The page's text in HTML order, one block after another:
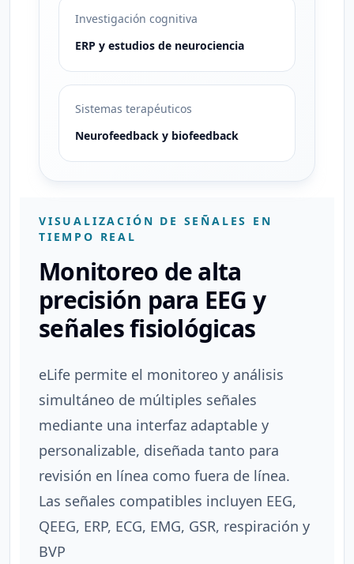
Investigación cognitiva
ERP y estudios de neurociencia
Sistemas terapéuticos
Neurofeedback y biofeedback
VISUALIZACIÓN DE SEÑALES EN
TIEMPO REAL
Monitoreo de alta
precisión para EEG y
señales fisiológicas
eLife permite el monitoreo y análisis
simultáneo de múltiples señales
mediante una interfaz adaptable y
personalizable, diseñada tanto para
revisión en línea como fuera de línea.
Las señales compatibles incluyen EEG,
QEEG, ERP, ECG, EMG, GSR, respiración y
BVP